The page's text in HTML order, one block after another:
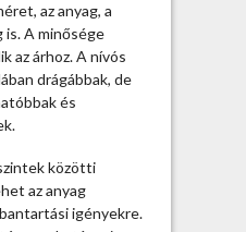
az anyag, a
is. A minősége
az árhoz. A nívós
drágábbak, de
és
közötti
az anyag
igényekre.